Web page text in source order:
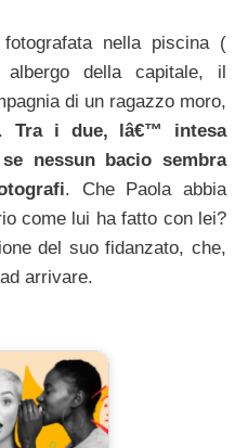
nella piscina (
della capitale, il
di un ragazzo moro,
Tra i due, lâ€™ intesa
nessun bacio sembra
. Che Paola abbia
come lui ha fatto con lei?
del suo fidanzato, che,
arrivare.